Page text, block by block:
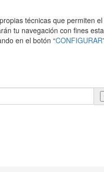
técnicas que permiten
tu navegación con fines
en el botón “CONFIGURAR